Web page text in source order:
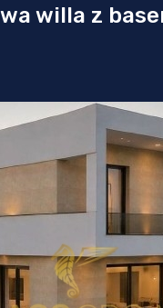
willa z